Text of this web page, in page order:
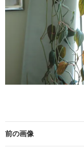
前の画像